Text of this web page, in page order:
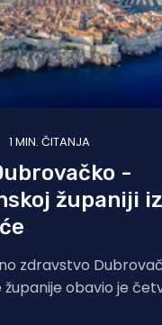
1 MIN. ČITANJA
-
županiji
zdravstvo
obavio je